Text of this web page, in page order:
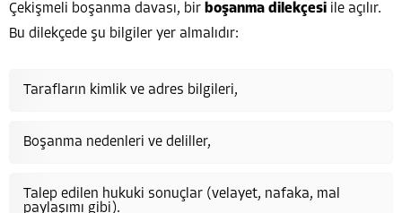
Çekişmeli boşanma davası, bir boşanma dilekçesi ile açılır.
Bu dilekçede şu bilgiler yer almalıdır:
Tarafların kimlik ve adres bilgileri,
Boşanma nedenleri ve deliller,
Talep edilen hukuki sonuçlar (velayet, nafaka, mal
paylaşımı gibi).